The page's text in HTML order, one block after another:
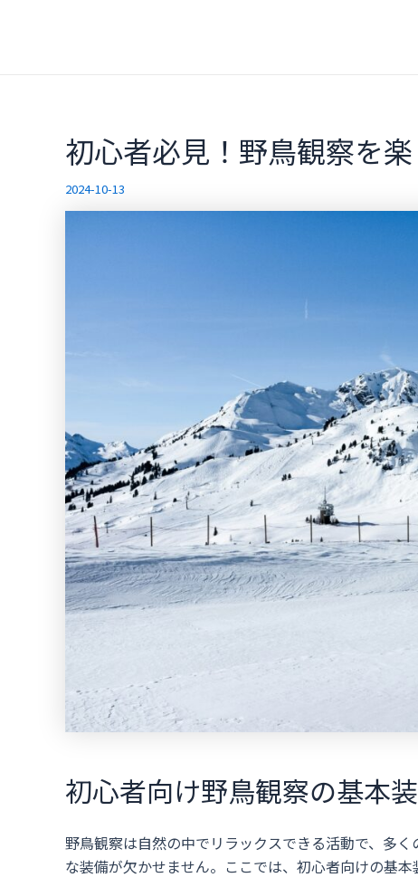
初心者必見！野鳥観察を
2024-10-13
初心者向け野鳥観察の基本
野鳥観察は自然の中でリラックスできる活動で、多
な装備が欠かせません。ここでは、初心者向けの基本